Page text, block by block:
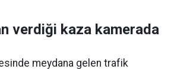
verdiği kaza kamerada
meydana gelen trafik